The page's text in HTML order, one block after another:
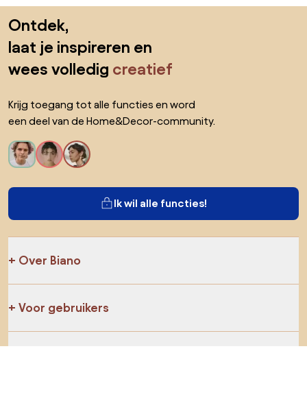
Ontdek,
laat je inspireren en
wees volledig creatief
Krijg toegang tot alle functies en word
een deel van de Home&Decor-community.
Ik wil alle functies!
Over Biano
Voor gebruikers